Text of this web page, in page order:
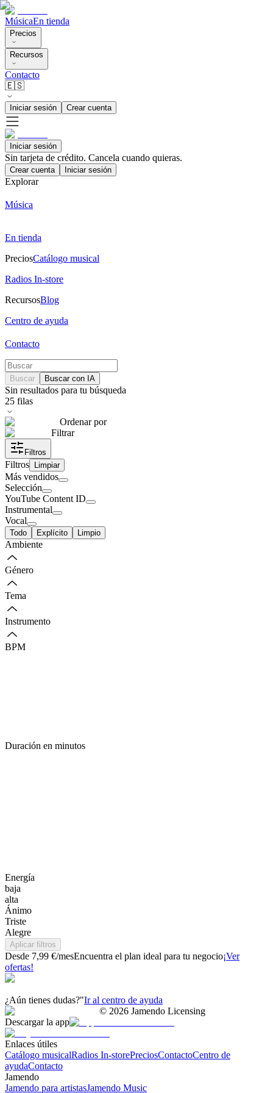
MúsicaEn tienda
Precios
Recursos
Contacto
🇪🇸
Iniciar sesión Crear cuenta
Iniciar sesión
Sin tarjeta de crédito. Cancela cuando quieras.
Crear cuenta Iniciar sesión
Explorar
Música
En tienda
PreciosCatálogo musical
Radios In-store
RecursosBlog
Centro de ayuda
Contacto
Buscar Buscar con IA
Sin resultados para tu búsqueda
25 filas
Ordenar por
Filtrar
Filtros
Filtros Limpiar
Más vendidos
Selección
YouTube Content ID
Instrumental
Vocal
Todo Explícito Limpio
Ambiente
Género
Tema
Instrumento
BPM
Duración en minutos
Energía
baja
alta
Ánimo
Triste
Alegre
Aplicar filtros
Desde 7,99 €/mesEncuentra el plan ideal para tu negocio¡Ver
ofertas!
¿Aún tienes dudas?"Ir al centro de ayuda
© 2026 Jamendo Licensing
Descargar la app
Enlaces útiles
Catálogo musicalRadios In-storePreciosContactoCentro de
ayudaContacto
Jamendo
Jamendo para artistasJamendo Music